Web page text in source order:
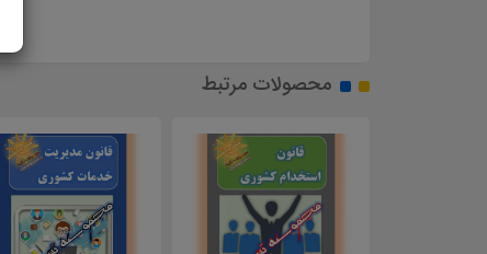
محصولات مرتبط